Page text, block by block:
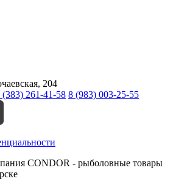
204
(383) 261-41-58 8 (983) 003-25-55
CONDOR - рыболовные товары